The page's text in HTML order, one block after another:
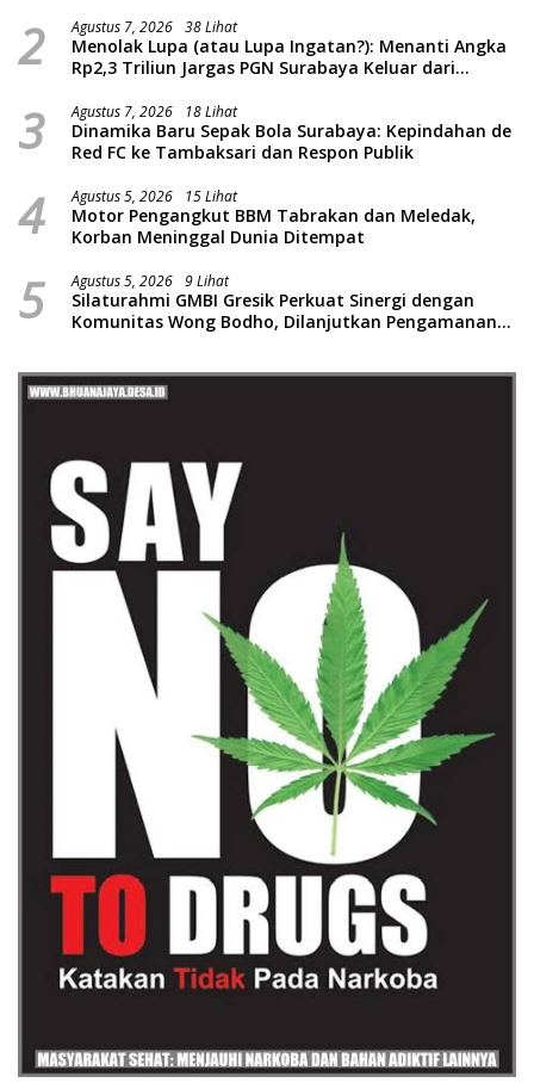
2 Agustus 7, 2026 38 Lihat
Menolak Lupa (atau Lupa Ingatan?): Menanti Angka
Rp2,3 Triliun Jargas PGN Surabaya Keluar dari
3 Agustus 7, 2026 18 Lihat
Dinamika Baru Sepak Bola Surabaya: Kepindahan de
Red FC ke Tambaksari dan Respon Publik
4 Agustus 5, 2026 15 Lihat
Motor Pengangkut BBM Tabrakan dan Meledak,
Korban Meninggal Dunia Ditempat
5 Agustus 5, 2026 9 Lihat
Silaturahmi GMBI Gresik Perkuat Sinergi dengan
Komunitas Wong Bodho, Dilanjutkan Pengamanan